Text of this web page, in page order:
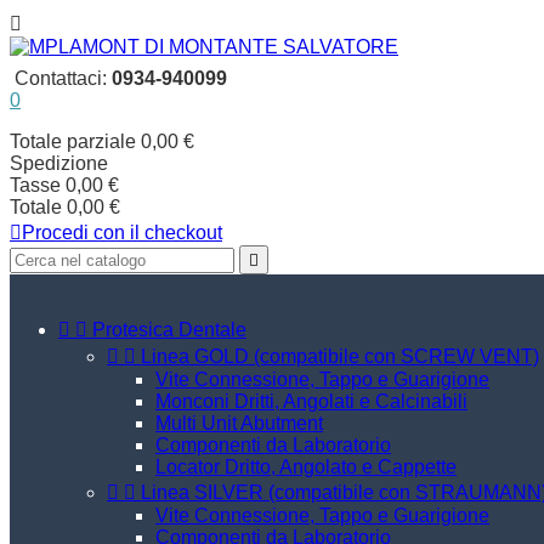

Contattaci: 0934-940099
0
Totale parziale 0,00 €
Spedizione
Tasse 0,00 €
Totale 0,00 €
 Procedi con il checkout

  Protesica Dentale
  Linea GOLD (compatibile con SCREW VENT)
Vite Connessione, Tappo e Guarigione
Monconi Dritti, Angolati e Calcinabili
Multi Unit Abutment
Componenti da Laboratorio
Locator Dritto, Angolato e Cappette
  Linea SILVER (compatibile con
Vite Connessione, Tappo e Guarigione
Componenti da Laboratorio